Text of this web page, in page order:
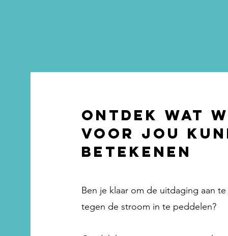
Ontdek wat
voor jou
betekenen
Ben je klaar om de uitdaging aan
tegen de stroom in te peddelen?